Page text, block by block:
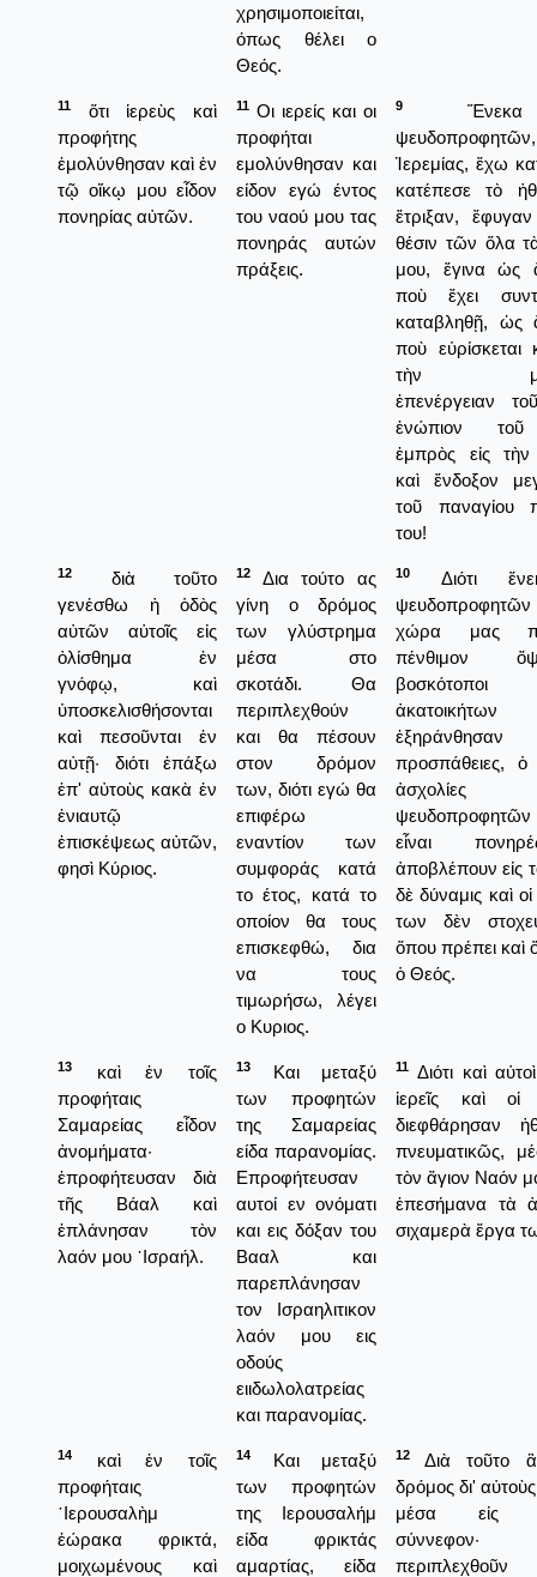
χρησιμοποιείται,
όπως θέλει ο
Θεός.
11
ὅτι ἱερεὺς καὶ
προφήτης
ἐμολύνθησαν καὶ ἐν
τῷ οἴκῳ μου εἶδον
πονηρίας αὐτῶν.
11 Οι ιερείς και οι
προφήται
εμολύνθησαν και
είδον εγώ έντος
του ναού μου τας
πονηράς αυτών
πράξεις.
9
Ἱερεμίας, ἔχω
κατέπεσε τὸ
ἔτριξαν,
θέσιν τῶν ὅλα
μου, ἔγινα ὡς
ποὺ ἔχει
καταβληθῇ, ὡς
ποὺ
τὴν
ἐπενέργειαν
ἐνώπιον τοῦ
ἐμπρὸς εἰς
καὶ ἔνδοξον
τοῦ παναγίου
του!
12
διὰ τοῦτο
γενέσθω ἡ ὁδὸς
αὐτῶν αὐτοῖς εἰς
ὀλίσθημα ἐν
γνόφῳ, καὶ
ὑποσκελισθήσονται
καὶ πεσοῦνται ἐν
αὐτῇ· διότι ἐπάξω
ἐπ' αὐτοὺς κακὰ ἐν
ἐνιαυτῷ
ἐπισκέψεως αὐτῶν,
φησὶ Κύριος.
12
Δια τούτο ας
γίνη ο δρόμος
των γλύστρημα
μέσα στο
σκοτάδι. Θα
περιπλεχθούν
και θα πέσουν
στον δρόμον
των, διότι εγώ θα
επιφέρω
εναντίον των
συμφοράς κατά
το έτος, κατά το
οποίον θα τους
επισκεφθώ, δια
να τους
τιμωρήσω, λέγει
ο Κυριος.
10
Διότι
χώρα μας
πένθιμον
ἀκατοικήτων
προσπάθειες, ὁ
εἶναι
ἀποβλέπουν εἰς
δὲ δύναμις καὶ οἱ
των δὲν
ὅπου πρέπει καὶ
ὁ Θεός.
13
καὶ ἐν τοῖς
προφήταις
Σαμαρείας εἶδον
ἀνομήματα·
ἐπροφήτευσαν διὰ
τῆς Βάαλ καὶ
ἐπλάνησαν τὸν
λαόν μου ᾿Ισραήλ.
13
Και μεταξύ
των προφητών
της Σαμαρείας
είδα παρανομίας.
Επροφήτευσαν
αυτοί εν ονόματι
και εις δόξαν του
Βααλ και
παρεπλάνησαν
τον Ισραηλιτικον
λαόν μου εις
οδούς
ειιδωλολατρείας
και παρανομίας.
11 Διότι καὶ
ἱερεῖς καὶ οἱ
διεφθάρησαν
πνευματικῶς,
τὸν ἅγιον Ναόν
ἐπεσήμανα τὰ
σιχαμερὰ ἔργα
14
καὶ ἐν τοῖς
προφήταις
῾Ιερουσαλὴμ
ἑώρακα φρικτά,
μοιχωμένους καὶ
14
Και μεταξύ
των προφητών
της Ιερουσαλήμ
είδα φρικτάς
αμαρτίας, είδα
12
Διὰ τοῦτο
δρόμος δι'
μέσα εἰς